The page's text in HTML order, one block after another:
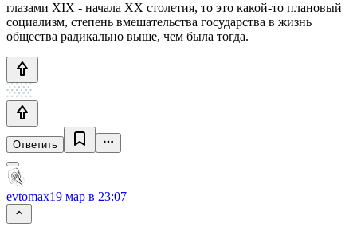
глазами XIX - начала XX столетия, то это какой-то плановый
социализм, степень вмешательства государства в жизнь
общества радикально выше, чем была тогда.
Ответить
evtomax19 мар в 23:07